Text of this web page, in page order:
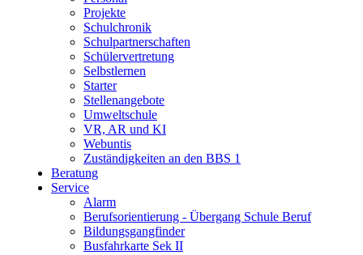
Projekte
Schulchronik
Schulpartnerschaften
Schülervertretung
Selbstlernen
Starter
Stellenangebote
Umweltschule
VR, AR und KI
Webuntis
Zuständigkeiten an den BBS 1
Beratung
Service
Alarm
Berufsorientierung - Übergang Schule Beruf
Bildungsgangfinder
Busfahrkarte Sek II